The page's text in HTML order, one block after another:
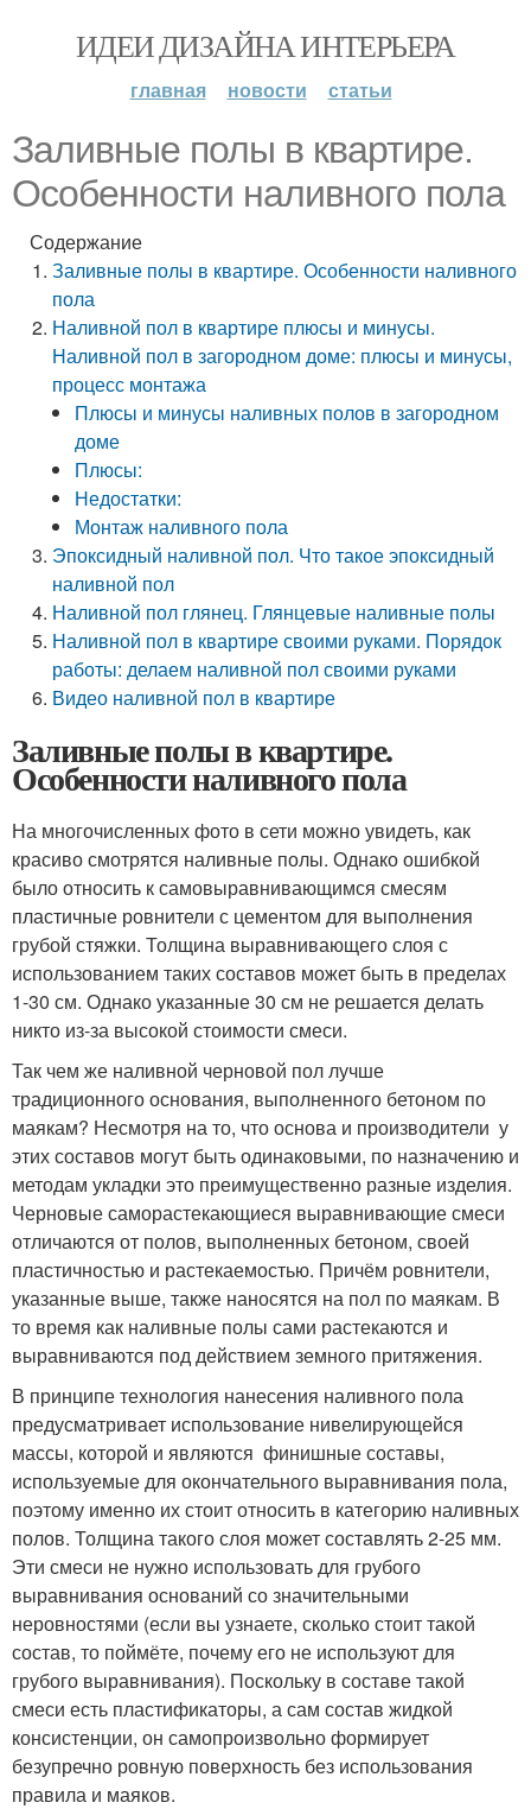
ИДЕИ ДИЗАЙНА ИНТЕРЬЕРА
главная новости статьи
Заливные полы в квартире.
Особенности наливного пола
Содержание
Заливные полы в квартире. Особенности наливного
пола
Наливной пол в квартире плюсы и минусы.
Наливной пол в загородном доме: плюсы и минусы,
процесс монтажа
Плюсы и минусы наливных полов в загородном
доме
Плюсы:
Недостатки:
Монтаж наливного пола
Эпоксидный наливной пол. Что такое эпоксидный
наливной пол
Наливной пол глянец. Глянцевые наливные полы
Наливной пол в квартире своими руками. Порядок
работы: делаем наливной пол своими руками
Видео наливной пол в квартире
Заливные полы в квартире.
Особенности наливного пола
На многочисленных фото в сети можно увидеть, как
красиво смотрятся наливные полы. Однако ошибкой
было относить к самовыравнивающимся смесям
пластичные ровнители с цементом для выполнения
грубой стяжки. Толщина выравнивающего слоя с
использованием таких составов может быть в пределах
1-30 см. Однако указанные 30 см не решается делать
никто из-за высокой стоимости смеси.
Так чем же наливной черновой пол лучше
традиционного основания, выполненного бетоном по
маякам? Несмотря на то, что основа и производители у
этих составов могут быть одинаковыми, по назначению и
методам укладки это преимущественно разные изделия.
Черновые саморастекающиеся выравнивающие смеси
отличаются от полов, выполненных бетоном, своей
пластичностью и растекаемостью. Причём ровнители,
указанные выше, также наносятся на пол по маякам. В
то время как наливные полы сами растекаются и
выравниваются под действием земного притяжения.
В принципе технология нанесения наливного пола
предусматривает использование нивелирующейся
массы, которой и являются финишные составы,
используемые для окончательного выравнивания пола,
поэтому именно их стоит относить в категорию наливных
полов. Толщина такого слоя может составлять 2-25 мм.
Эти смеси не нужно использовать для грубого
выравнивания оснований со значительными
неровностями (если вы узнаете, сколько стоит такой
состав, то поймёте, почему его не используют для
грубого выравнивания). Поскольку в составе такой
смеси есть пластификаторы, а сам состав жидкой
консистенции, он самопроизвольно формирует
безупречно ровную поверхность без использования
правила и маяков.